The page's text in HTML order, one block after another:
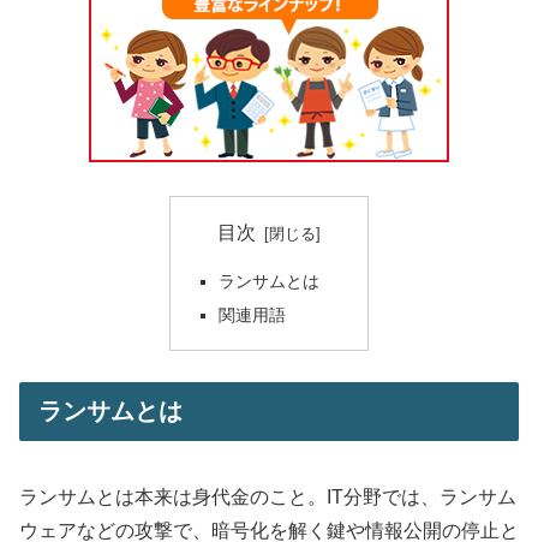
目次
ランサムとは
関連用語
ランサムとは
ランサムとは本来は身代金のこと。IT分野では、ランサム
ウェアなどの攻撃で、暗号化を解く鍵や情報公開の停止と